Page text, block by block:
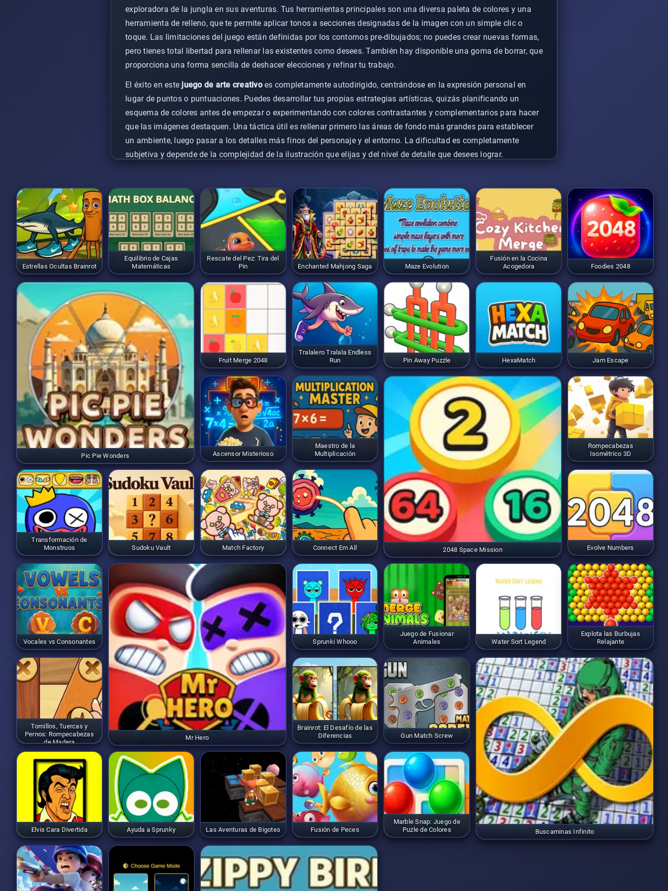
exploradora de la jungla en sus aventuras. Tus herramientas principales son una diversa paleta de colores y una
herramienta de relleno, que te permite aplicar tonos a secciones designadas de la imagen con un simple clic o
toque. Las limitaciones del juego están definidas por los contornos pre-dibujados; no puedes crear nuevas formas,
pero tienes total libertad para rellenar las existentes como desees. También hay disponible una goma de borrar, que
proporciona una forma sencilla de deshacer elecciones y refinar tu trabajo.
El éxito en este juego de arte creativoes completamente autodirigido, centrándose en la expresión personal en
lugar de puntos o puntuaciones. Puedes desarrollar tus propias estrategias artísticas, quizás planificando un
esquema de colores antes de empezar o experimentando con colores contrastantes y complementarios para hacer
que las imágenes destaquen. Una táctica útil es rellenar primero las áreas de fondo más grandes para establecer
un ambiente, luego pasar a los detalles más finos del personaje y el entorno. La dificultad es completamente
subjetiva y depende de la complejidad de la ilustración que elijas y del nivel de detalle que desees lograr.
perfecta de relajarse y explorar el color. Ya sea que te mantengas cuidadosamente dentro de las líneas o que crees
nuevos patrones audaces, la obra maestra final es tuya para diseñar y guardar. La colección de
páginas para
colorear de la junglaofrece muchas oportunidades para la diversión imaginativa.
Estrellas Ocultas Brainrot
Equilibrio de Cajas
Matemáticas
Rescate del Pez: Tira del
Pin
Enchanted Mahjong Saga Maze Evolution
Fusión en la Cocina
Acogedora
Foodies 2048
Pic Pie Wonders
Fruit Merge 2048
Tralalero Tralala Endless
Run
Pin Away Puzzle HexaMatch Jam Escape
Ascensor Misterioso
Maestro de la
Multiplicación
2048 Space Mission
Rompecabezas
Isométrico 3D
Transformación de
Monstruos
Sudoku Vault Match Factory Connect Em All Evolve Numbers
Vocales vs Consonantes
Mr Hero
Sprunki Whooo
Juego de Fusionar
Animales
Water Sort Legend
Explota las Burbujas
Relajante
Tornillos, Tuercas y
Pernos: Rompecabezas
de Madera
Brainrot: El Desafío de las
Diferencias
Gun Match Screw
Buscaminas Infinito
Elvis Cara Divertida Ayuda a Sprunky Las Aventuras de Bigotes Fusión de Peces
Marble Snap: Juego de
Puzle de Colores